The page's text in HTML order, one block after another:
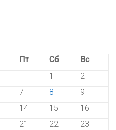
Пт Сб
Вс
1
2
7 8
9
14 15
16
21 22
23